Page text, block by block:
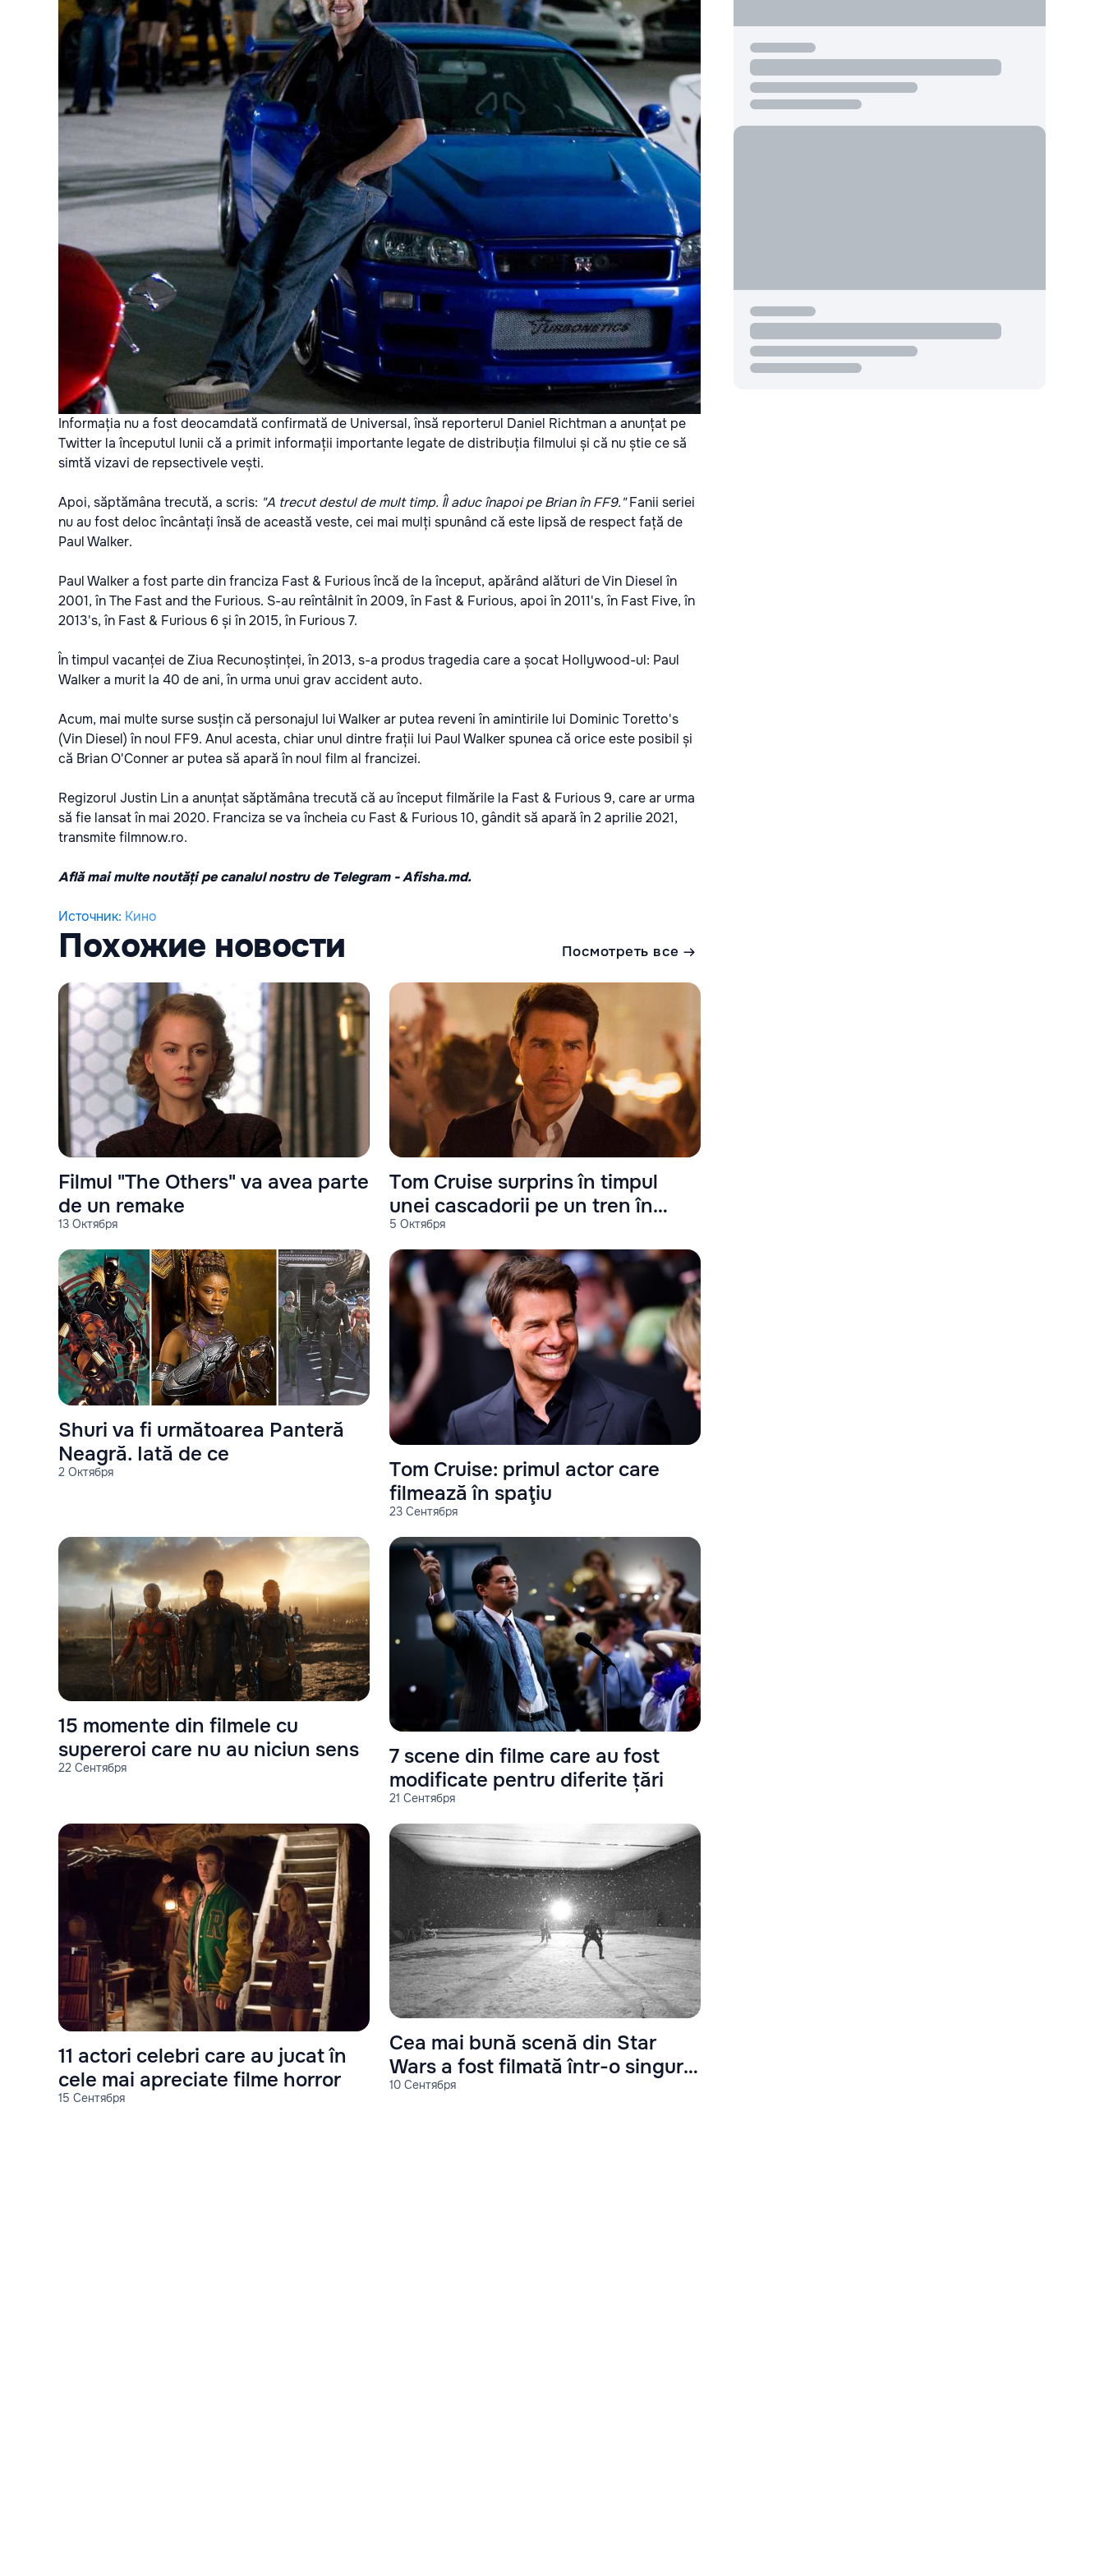
Informația nu a fost deocamdată confirmată de Universal, însă reporterul Daniel Richtman a anunțat pe
Twitter la începutul lunii că a primit informații importante legate de distribuția filmului și că nu știe ce să
simtă vizavi de repsectivele vești.
Apoi, săptămâna trecută, a scris: "A trecut destul de mult timp. Îl aduc înapoi pe Brian în FF9."Fanii seriei
nu au fost deloc încântați însă de această veste, cei mai mulți spunând că este lipsă de respect față de
Paul Walker.
Paul Walker a fost parte din franciza Fast & Furious încă de la început, apărând alături de Vin Diesel în
2001, în The Fast and the Furious. S-au reîntâlnit în 2009, în Fast & Furious, apoi în 2011's, în Fast Five, în
2013's, în Fast & Furious 6 și în 2015, în Furious 7.
În timpul vacanței de Ziua Recunoștinței, în 2013, s-a produs tragedia care a șocat Hollywood-ul: Paul
Walker a murit la 40 de ani, în urma unui grav accident auto.
Acum, mai multe surse susțin că personajul lui Walker ar putea reveni în amintirile lui Dominic Toretto's
(Vin Diesel) în noul FF9. Anul acesta, chiar unul dintre frații lui Paul Walker spunea că orice este posibil și
că Brian O'Conner ar putea să apară în noul film al francizei.
Regizorul Justin Lin a anunțat săptămâna trecută că au început filmările la Fast & Furious 9, care ar urma
să fie lansat în mai 2020. Franciza se va încheia cu Fast & Furious 10, gândit să apară în 2 aprilie 2021,
transmitefilmnow.ro.
Află mai multe noutăți pe canalul nostru de Telegram -Afisha.md.
Источник: Кино
Похожие новости Посмотреть все
13 Октября
Filmul "The Others" va avea parte
de un remake
5 Октября
Tom Cruise surprins în timpul
unei cascadorii pe un tren în
mișcare
2 Октября
Shuri va fi următoarea Panteră
Neagră. Iată de ce
23 Сентября
Tom Cruise: primul actor care
filmează în spaţiu
22 Сентября
15 momente din filmele cu
supereroi care nu au niciun sens
21 Сентября
7 scene din filme care au fost
modificate pentru diferite țări
15 Сентября
11 actori celebri care au jucat în
cele mai apreciate filme horror
10 Сентября
Cea mai bună scenă din Star
Wars a fost filmată într-o singură
cameră